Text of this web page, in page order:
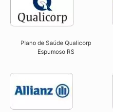
Plano de Saúde Qualicorp
Espumoso RS​